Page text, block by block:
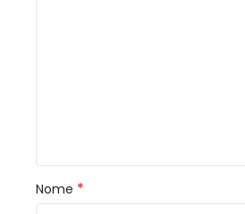
Nome *